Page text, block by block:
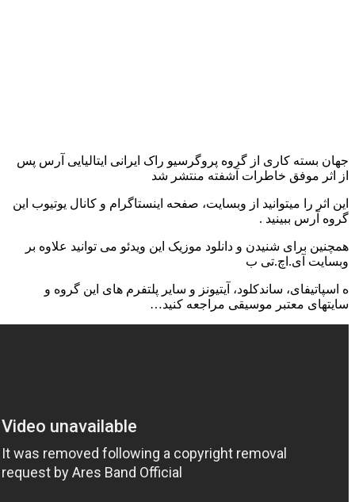
جهان بسته کاری از گروه پروگرسیو راک ایرانی ایتالیایی آرس پس
از اثر موفق خاطرات آشفته منتشر شد
این اثر را میتوانید از وبسایت، صفحه اینستاگرام و کانال یوتیوب این
گروه آرس ببینید .
همچنین برای شنیدن و دانلود موزیک این ویدئو می توانید علاوه بر
وبسایت آی.اچ.تی ب
ه اسپاتیفای، ساندکلود، آیتیونز و سایر پلتفرم های این گروه و
سایتهای معتبر موسیقی مراجعه کنید…